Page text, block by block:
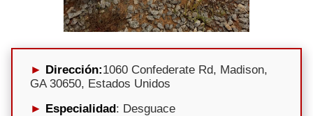
Dirección:1060 Confederate Rd, Madison,
GA 30650, Estados Unidos
Especialidad: Desguace